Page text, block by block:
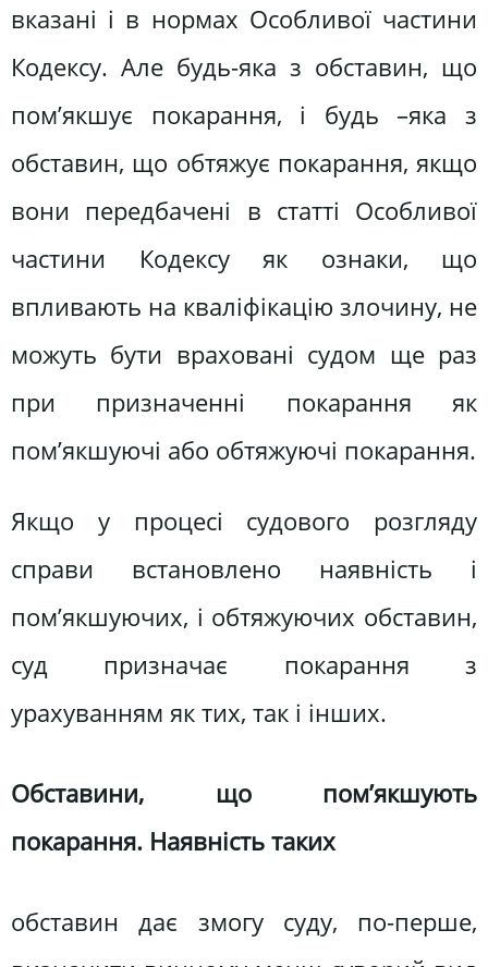
вказані і в нормах Особливої частини
Кодексу. Але будь-яка з обставин, що
пом’якшує покарання, і будь –яка з
обставин, що обтяжує покарання, якщо
вони передбачені в статті Особливої
частини Кодексу як ознаки, що
впливають на кваліфікацію злочину, не
можуть бути враховані судом ще раз
при призначенні покарання як
пом’якшуючі або обтяжуючі покарання.
Якщо у процесі судового розгляду
справи встановлено наявність і
пом’якшуючих, і обтяжуючих обставин,
суд призначає покарання з
урахуванням як тих, так і інших.
Обставини, що пом’якшують
покарання. Наявність таких
обставин дає змогу суду, по-перше,